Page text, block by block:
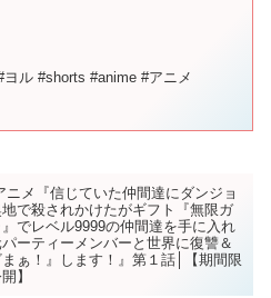
ル #shorts #anime #アニメ
ニメ『信じていた仲間達にダンジョ
地で殺されかけたがギフト『無限ガ
でレベル9999の仲間達を手に入れ
ーティーメンバーと世界に復讐＆
まぁ！』します！』第１話│【期間限
】